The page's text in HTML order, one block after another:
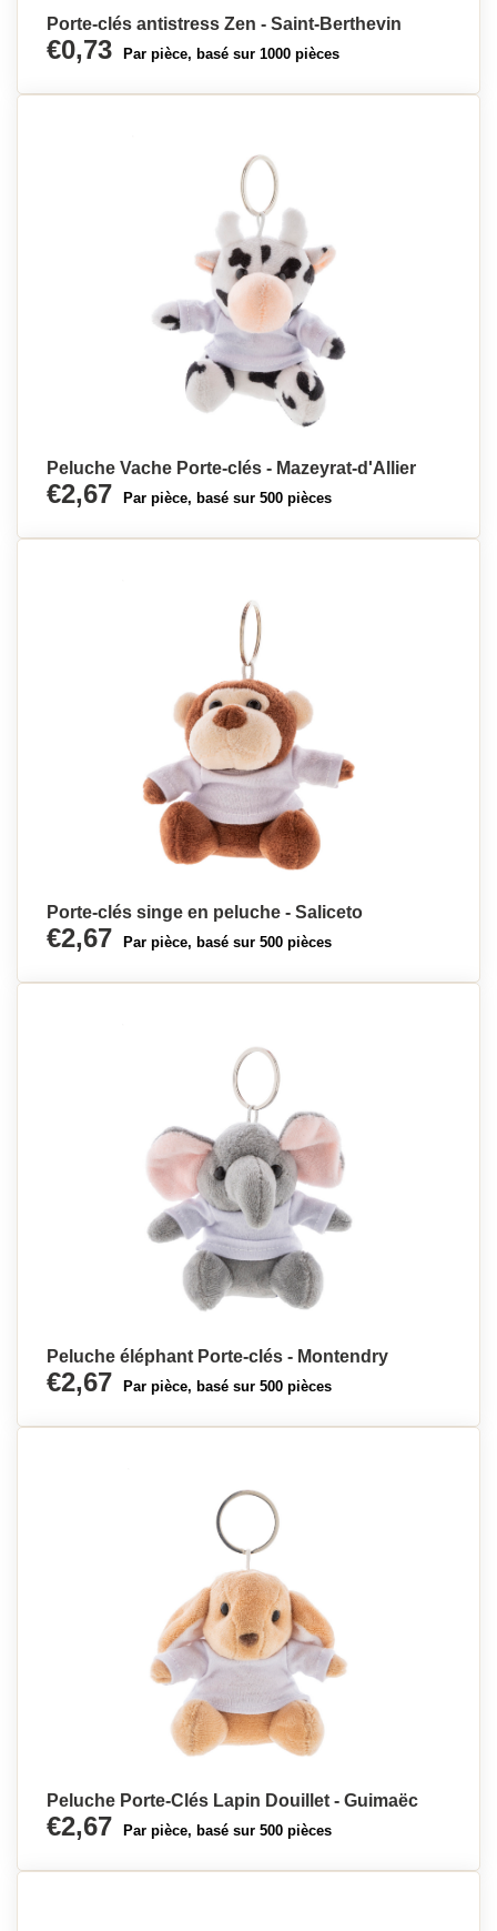
Porte-clés antistress Zen - Saint-Berthevin
€0,73 Par pièce, basé sur 1000 pièces
Peluche Vache Porte-clés - Mazeyrat-d'Allier
€2,67 Par pièce, basé sur 500 pièces
Porte-clés singe en peluche - Saliceto
€2,67 Par pièce, basé sur 500 pièces
Peluche éléphant Porte-clés - Montendry
€2,67 Par pièce, basé sur 500 pièces
Peluche Porte-Clés Lapin Douillet - Guimaëc
€2,67 Par pièce, basé sur 500 pièces